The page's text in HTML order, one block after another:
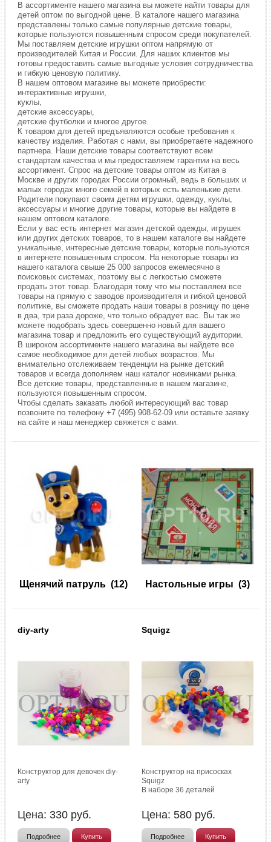
В ассортименте нашего магазина вы можете найти товары для
детей оптом по выгодной цене. В каталоге нашего магазина
представлены только самые популярные детские товары,
которые пользуются повышенным спросом среди покупателей.
Мы поставляем детские игрушки оптом напрямую от
производителей Китая и России. Для наших клиентов мы
готовы предоставить самые выгодные условия сотрудничества
и гибкую ценовую политику.
В нашем оптовом магазине вы можете приобрести:
интерактивные игрушки,
куклы,
детские аксессуары,
детские футболки и многое другое.
К товаром для детей предъявляются особые требования к
качеству изделия. Работая с нами, вы приобретаете надежного
партнера. Наши детские товары соответствуют всем
стандартам качества и мы предоставляем гарантии на весь
ассортимент. Спрос на детские товары оптом из Китая в
Москве и других городах России огромный, ведь в больших и
малых городах много семей в которых есть маленькие дети.
Родители покупают своим детям игрушки, одежду, куклы,
аксессуары и многие другие товары, которые вы найдете в
нашем оптовом каталоге.
Если у вас есть интернет магазин детской одежды, игрушек
или других детских товаров, то в нашем каталоге вы найдете
уникальные, интересные детские товары, которые пользуются
в интернете повышенным спросом. На некоторые товары из
нашего каталога свыше 25 000 запросов ежемесячно в
поисковых системах, поэтому вы с легкостью сможете
продать этот товар. Благодаря тому что мы поставляем все
товары на прямую с заводов производителя и гибкой ценовой
политике, вы сможете продать наши товары в розницу по цене
в два, три раза дороже, что только обрадует вас. Вы так же
можете подобрать здесь совершенно новый для вашего
магазина товар и предложить его существующий аудитории.
В широком ассортименте нашего магазина вы найдете все
самое необходимое для детей любых возрастов. Мы
внимательно отслеживаем тенденции на рынке детский
товаров и всегда дополняем наш каталог новинками рынка.
Все детские товары, представленные в нашем магазине,
пользуются повышенным спросом.
Чтобы сделать заказать любой интересующий вас товар
позвоните по телефону +7 (495) 908-62-09 или оставьте заявку
на сайте и наш менеджер свяжется с вами.
Щенячий патруль (12) Настольные игры (3)
diy-arty
Конструктор для девочек diy-
arty
Цена: 330 руб.
Подробнее Купить
Squigz
Конструктор на присосках
Squigz
В наборе 36 деталей
Цена: 580 руб.
Подробнее Купить